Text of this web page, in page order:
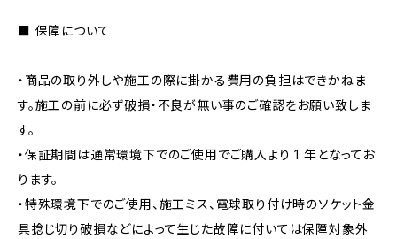
■ 保障について
・商品の取り外しや施工の際に掛かる費用の負担はできかねま
す。施工の前に必ず破損・不良が無い事のご確認をお願い致しま
す。
・保証期間は通常環境下でのご使用でご購入より 1 年となってお
ります。
・特殊環境下でのご使用、施工ミス、電球取り付け時のソケット金
具捻じ切り破損などによって生じた故障に付いては保障対象外